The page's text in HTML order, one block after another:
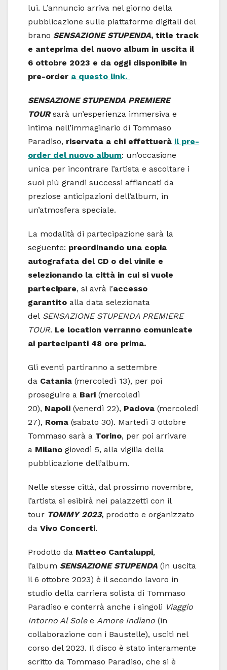
lui. L’annuncio arriva nel giorno della
pubblicazione sulle piattaforme digitali del
brano SENSAZIONE STUPENDA, title track
e anteprima del nuovo album in uscita il
6 ottobre 2023 e da oggi disponibile in
pre-order a questo link.
SENSAZIONE STUPENDA PREMIERE
TOURsarà un’esperienza immersiva e
intima nell’immaginario di Tommaso
Paradiso, riservata a chi effettuerà il pre-
order del nuovo album: un’occasione
unica per incontrare l’artista e ascoltare i
suoi più grandi successi affiancati da
preziose anticipazioni dell’album, in
un’atmosfera speciale.
La modalità di partecipazione sarà la
seguente: preordinando una copia
autografata del CD o del vinile e
selezionando la città in cui si vuole
partecipare, si avrà l’accesso
garantito alla data selezionata
del SENSAZIONE STUPENDA PREMIERE
TOUR. Le location verranno comunicate
ai partecipanti 48 ore prima.
Gli eventi partiranno a settembre
da Catania (mercoledì 13), per poi
proseguire a Bari (mercoledì
20), Napoli (venerdì 22), Padova (mercoledì
27), Roma (sabato 30). Martedì 3 ottobre
Tommaso sarà a Torino, per poi arrivare
a Milano giovedì 5, alla vigilia della
pubblicazione dell’album.
Nelle stesse città, dal prossimo novembre,
l’artista si esibirà nei palazzetti con il
tour TOMMY 2023, prodotto e organizzato
da Vivo Concerti.
Prodotto da Matteo Cantaluppi,
l’album SENSAZIONE STUPENDA (in uscita
il 6 ottobre 2023) è il secondo lavoro in
studio della carriera solista di Tommaso
Paradiso e conterrà anche i singoli Viaggio
Intorno Al Solee Amore Indiano (in
collaborazione con i Baustelle), usciti nel
corso del 2023. Il disco è stato interamente
scritto da Tommaso Paradiso, che si è